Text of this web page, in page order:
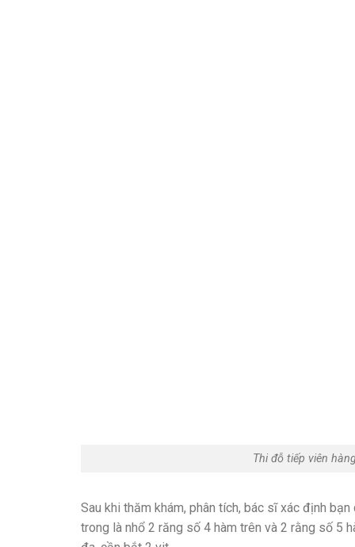
Thi đỗ tiếp viên
Sau khi thăm khám, phân tích, bác sĩ xác định
trong là nhổ 2 răng số 4 hàm trên và 2 rằng số 5